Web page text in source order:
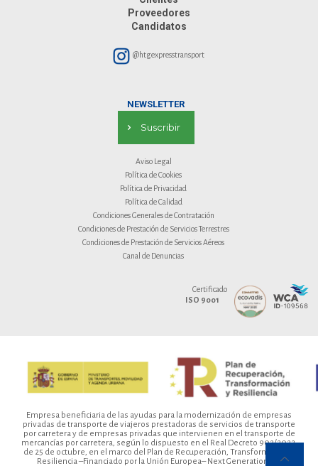
Proveedores
Candidatos
@htgexpresstransport
NEWSLETTER
Suscribir
Aviso Legal
Política de Cookies
Política de Privacidad
Política de Calidad
Condiciones Generales de Contratación
Condiciones de Prestación de Servicios Terrestres
Condiciones de Prestación de Servicios Aéreos
Canal de Denuncias
Certificado
ISO 9001
Empresa beneficiaria de las ayudas para la modernización de empresas
privadas de transporte de viajeros prestadoras de servicios de transporte
por carretera y de empresas privadas que intervienen en el transporte de
mercancías por carretera, según lo dispuesto en el Real Decreto 902/2022,
de 25 de octubre, en el marco del Plan de Recuperación, Transformación y
Resiliencia –Financiado por la Unión Europea– Next Generation EU.